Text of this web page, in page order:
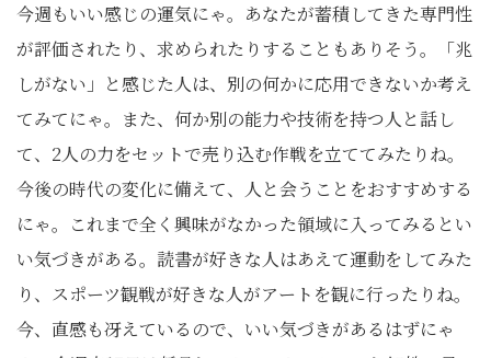
今週もいい感じの運気にゃ。あなたが蓄積してきた専門性
が評価されたり、求められたりすることもありそう。「兆
しがない」と感じた人は、別の何かに応用できないか考え
てみてにゃ。また、何か別の能力や技術を持つ人と話し
て、2人の力をセットで売り込む作戦を立ててみたりね。
今後の時代の変化に備えて、人と会うことをおすすめする
にゃ。これまで全く興味がなかった領域に入ってみるとい
い気づきがある。読書が好きな人はあえて運動をしてみた
り、スポーツ観戦が好きな人がアートを観に行ったりね。
今、直感も冴えているので、いい気づきがあるはずにゃ